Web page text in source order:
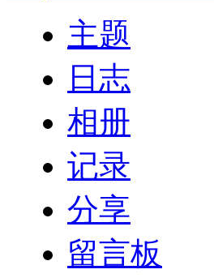
主题
日志
相册
记录
分享
留言板